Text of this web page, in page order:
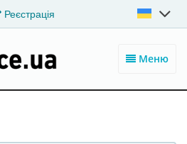
Реєстрація
Меню